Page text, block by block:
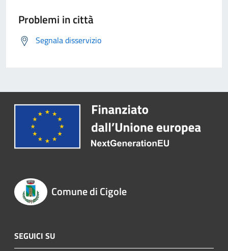
Problemi in città
Segnala disservizio
Comune di Cigole
SEGUICI SU